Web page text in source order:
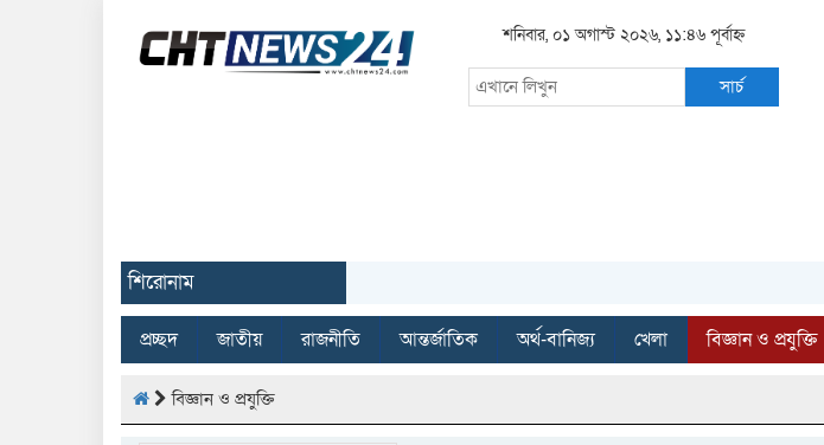
শনিবার, ০১ অগাস্ট ২০২৬, ১১:৪৬ পূর্বাহ্ন
সার্চ
শিরোনাম
প্রচ্ছদ জাতীয় রাজনীতি আন্তর্জাতিক অর্থ-বানিজ্য খেলা বিজ্ঞান ও প্রযুক্তি
বিজ্ঞান ও প্রযুক্তি